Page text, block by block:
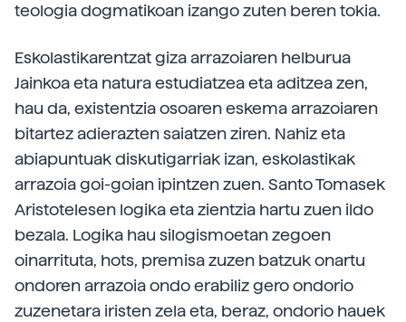
teologia dogmatikoan izango zuten beren tokia.
Eskolastikarentzat giza arrazoiaren helburua
Jainkoa eta natura estudiatzea eta aditzea zen,
hau da, existentzia osoaren eskema arrazoiaren
bitartez adierazten saiatzen ziren. Nahiz eta
abiapuntuak diskutigarriak izan, eskolastikak
arrazoia goi-goian ipintzen zuen. Santo Tomasek
Aristotelesen logika eta zientzia hartu zuen ildo
bezala. Logika hau silogismoetan zegoen
oinarrituta, hots, premisa zuzen batzuk onartu
ondoren arrazoia ondo erabiliz gero ondorio
zuzenetara iristen zela eta, beraz, ondorio hauek